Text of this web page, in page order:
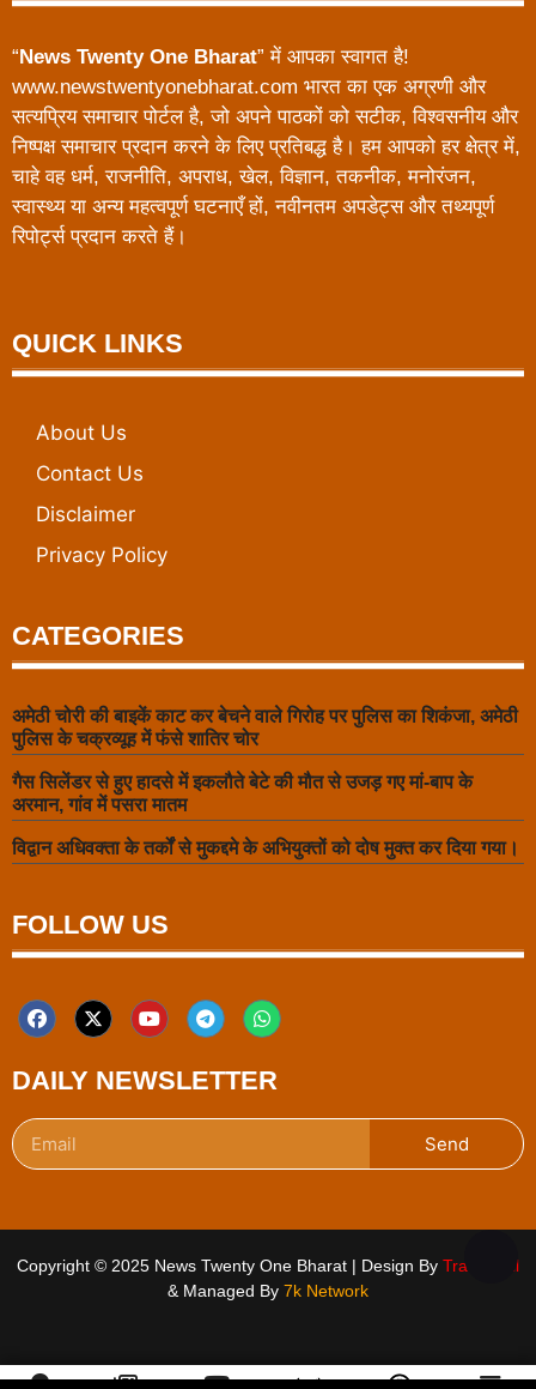
“ News Twenty One Bharat” में आपका स्वागत है!
www.newstwentyonebharat.com भारत का एक अग्रणी और
सत्यप्रिय समाचार पोर्टल है, जो अपने पाठकों को सटीक, विश्वसनीय और
निष्पक्ष समाचार प्रदान करने के लिए प्रतिबद्ध है। हम आपको हर क्षेत्र में,
चाहे वह धर्म, राजनीति, अपराध, खेल, विज्ञान, तकनीक, मनोरंजन,
स्वास्थ्य या अन्य महत्वपूर्ण घटनाएँ हों, नवीनतम अपडेट्स और तथ्यपूर्ण
रिपोर्ट्स प्रदान करते हैं।
QUICK LINKS
About Us
Contact Us
Disclaimer
Privacy Policy
CATEGORIES
अमेठी चोरी की बाइकें काट कर बेचने वाले गिरोह पर पुलिस का शिकंजा, अमेठी
पुलिस के चक्रव्यूह में फंसे शातिर चोर
गैस सिलेंडर से हुए हादसे में इकलौते बेटे की मौत से उजड़ गए मां-बाप के
अरमान, गांव में पसरा मातम
विद्वान अधिवक्ता के तर्कों से मुकद्दमे के अभियुक्तों को दोष मुक्त कर दिया गया।
FOLLOW US
DAILY NEWSLETTER
Send
Copyright © 2025 News Twenty One Bharat | Design By Traffic Tail
& Managed By 7k Network